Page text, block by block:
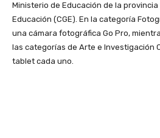
Ministerio de Educación de la
Educación (CGE). En la categoría
una cámara fotográfica Go Pro,
las categorías de Arte e Investigación
tablet cada uno.